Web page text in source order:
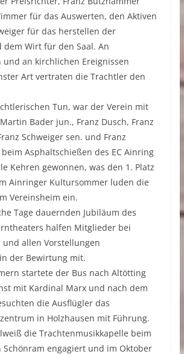
für das Auswerten, den Aktiven
für das herstellen der
dem Wirt für den Saal. An
und an kirchlichen Ereignissen
Art vertraten die Trachtler den
Tun, war der Verein mit
Bader jun., Franz Dusch, Franz
Schweiger sen. und Franz
Asphaltschießen des EC Ainring
Kehren gewonnen, was den 1. Platz
Ainringer Kultursommer luden die
Vereinsheim ein.
Tage dauernden Jubiläum des
halfen Mitglieder bei
allen Vorstellungen
der Bewirtung mit.
startete der Bus nach Altötting
mit Kardinal Marx und nach dem
die Ausflügler das
in Holzhausen mit Führung.
die Trachtenmusikkapelle beim
engagiert und im Oktober